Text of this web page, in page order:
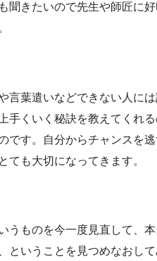
聞きたいので先生や師匠に
言葉遣いなどできない人には
上手くいく秘訣を教えてくれ
です。 自分からチャンスを逃
とても大切になってきます。
うものを今一度見直して、
ということを 見つめなおし